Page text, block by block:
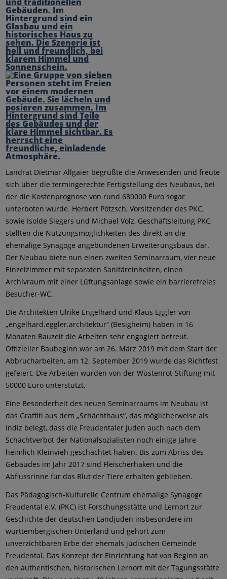
Landrat Dietmar Allgaier begrüßte die Anwesenden und freute
sich über die termingerechte Fertigstellung des Neubaus, bei
der die Kostenprognose von rund 680000 Euro sogar
unterboten wurde. Herbert Pötzsch, Vorsitzender des PKC,
sowie Isolde Siegers und Michael Volz, Geschäftsleitung PKC,
stellten die Nutzungsmöglichkeiten des direkt an die
ehemalige Synagoge angebundenen Erweiterungsbaus dar.
Der Neubau biete nun einen zweiten Seminarraum, vier neue
Einzelzimmer mit separaten Sanitäreinheiten, einen
Archivraum mit einer Lüftungsanlage sowie ein barrierefreies
Besucher-WC.
Die Architekten Ulrike Engelhard und Klaus Eggler von
„engelhard.eggler.architektur“ (Besigheim) haben in 16
Monaten Bauzeit die Arbeiten sehr engagiert betreut.
Offizieller Baubeginn war am 26. März 2019 mit dem Start der
Abbrucharbeiten, am 12. September 2019 wurde das Richtfest
gefeiert. Die Arbeiten wurden von der Wüstenrot-Stiftung mit
50000 Euro unterstützt.
Eine Besonderheit des neuen Seminarraums im Neubau ist
das Graffiti aus dem „Schächthaus“, das möglicherweise als
Indiz belegt, dass die Freudentaler Juden auch nach dem
Schächtverbot der Nationalsozialisten noch einige Jahre
heimlich Kleinvieh geschächtet haben. Bis zum Abriss des
Gebäudes im Jahr 2017 sind Fleischerhaken und die
Abflussrinne für das Blut der Tiere erhalten geblieben.
Das Pädagogisch-Kulturelle Centrum ehemalige Synagoge
Freudental e.V. (PKC) ist Forschungsstätte und Lernort zur
Geschichte der deutschen Landjuden insbesondere im
württembergischen Unterland und gehört zum
unverzichtbaren Erbe der ehemals jüdischen Gemeinde
Freudental. Das Konzept der Einrichtung hat von Beginn an
den authentischen, historischen Lernort mit der Tagungsstätte